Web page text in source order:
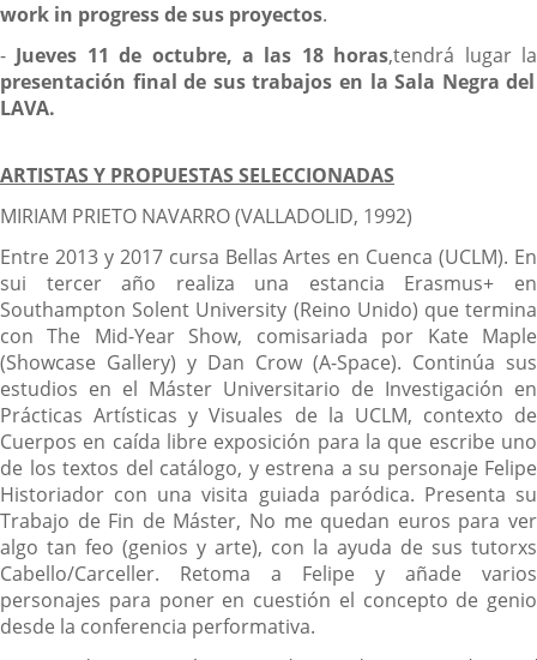
work in progress de sus proyectos.
- Jueves 11 de octubre, a las 18 horas,tendrá lugar la
presentación final de sus trabajos en la Sala Negra del
LAVA.
ARTISTAS Y PROPUESTAS SELECCIONADAS
MIRIAM PRIETO NAVARRO (VALLADOLID, 1992)
Entre 2013 y 2017 cursa Bellas Artes en Cuenca (UCLM). En
sui tercer año realiza una estancia Erasmus+ en
Southampton Solent University (Reino Unido) que termina
con The Mid-Year Show, comisariada por Kate Maple
(Showcase Gallery) y Dan Crow (A-Space). Continúa sus
estudios en el Máster Universitario de Investigación en
Prácticas Artísticas y Visuales de la UCLM, contexto de
Cuerpos en caída libre exposición para la que escribe uno
de los textos del catálogo, y estrena a su personaje Felipe
Historiador con una visita guiada paródica. Presenta su
Trabajo de Fin de Máster, No me quedan euros para ver
algo tan feo (genios y arte), con la ayuda de sus tutorxs
Cabello/Carceller. Retoma a Felipe y añade varios
personajes para poner en cuestión el concepto de genio
desde la conferencia performativa.